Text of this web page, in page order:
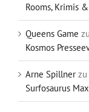
Rooms, Krimis
Queens Game zu
Kosmos
Arne Spillner zu
Surfosaurus